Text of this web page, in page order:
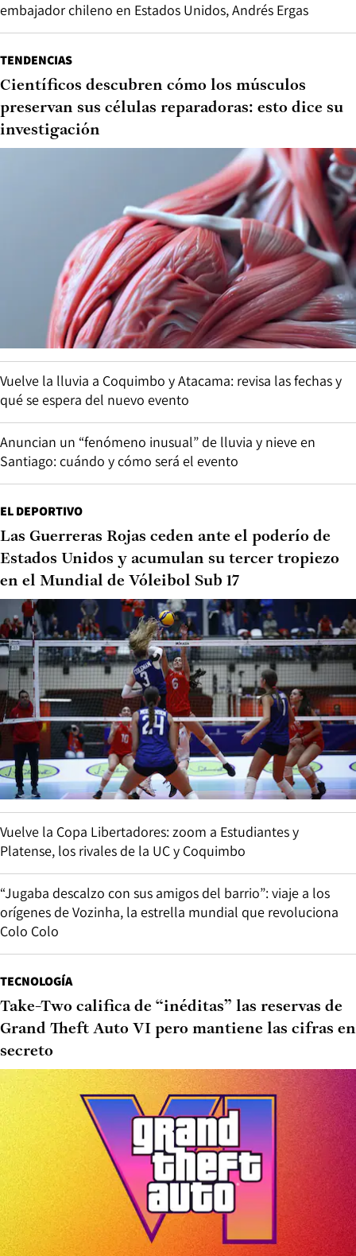
embajador chileno en Estados Unidos, Andrés Ergas
TENDENCIAS
Científicos descubren cómo los músculos
preservan sus células reparadoras: esto dice su
investigación
Vuelve la lluvia a Coquimbo y Atacama: revisa las fechas y
qué se espera del nuevo evento
Anuncian un “fenómeno inusual” de lluvia y nieve en
Santiago: cuándo y cómo será el evento
EL DEPORTIVO
Las Guerreras Rojas ceden ante el poderío de
Estados Unidos y acumulan su tercer tropiezo
en el Mundial de Vóleibol Sub 17
Vuelve la Copa Libertadores: zoom a Estudiantes y
Platense, los rivales de la UC y Coquimbo
“Jugaba descalzo con sus amigos del barrio”: viaje a los
orígenes de Vozinha, la estrella mundial que revoluciona
Colo Colo
TECNOLOGÍA
Take-Two califica de “inéditas” las reservas de
Grand Theft Auto VI pero mantiene las cifras en
secreto